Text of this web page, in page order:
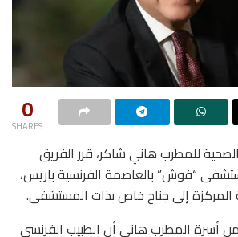
0
SHARES
للمطرب هاني شاكر، قرر الفريق
“فوش” بالعاصمة الفرنسية باريس،
المركزة إلى جناح خاص بذات المستشفى.
المطرب هانى أن الطبيب الفرنسي